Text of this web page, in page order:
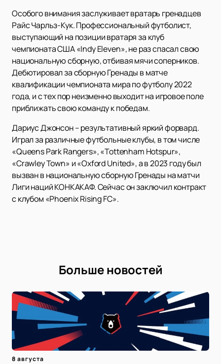
Особого внимания заслуживает вратарь гренадцев
Райс Чарльз-Кук. Профессиональный футболист,
выступающий на позиции вратаря за клуб
чемпионата США «Indy Eleven», не раз спасал свою
национальную сборную, отбивая мячи соперников.
Дебютировал за сборную Гренады в матче
квалификации чемпионата мира по футболу 2022
года, и с тех пор неизменно выходит на игровое поле
приближать свою команду к победам.
Дариус Джонсон – результативный яркий форвард.
Играл за различные футбольные клубы, в том числе
«Queens Park Rangers», «Tottenham Hotspur»,
«Crawley Town» и «Oxford United», а в 2023 году был
вызван в национальную сборную Гренады на матчи
Лиги наций КОНКАКАФ. Сейчас он заключил контракт
с клубом «Phoenix Rising FC».
Больше новостей
8 августа